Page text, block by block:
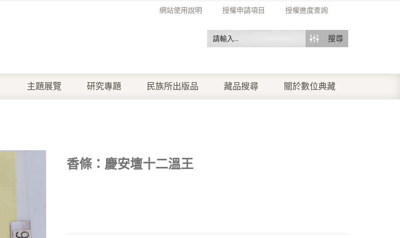
網站使用說明 授權申請項目 授權進度查詢
搜尋
主題展覽 研究專題 民族所出版品 藏品搜尋 關於數位典藏
香條：慶安壇十二溫王